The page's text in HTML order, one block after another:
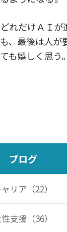
れだけＡＩが
、最後は人が
も嬉しく思う。
ブログ
リア（22）
支援（36）